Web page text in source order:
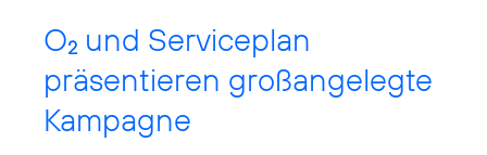
O2 und Serviceplan
präsentieren großangelegte
Kampagne